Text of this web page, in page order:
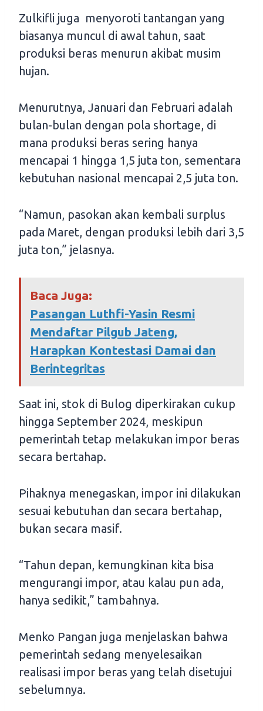
Zulkifli juga menyoroti tantangan yang
biasanya muncul di awal tahun, saat
produksi beras menurun akibat musim
hujan.
Menurutnya, Januari dan Februari adalah
bulan-bulan dengan pola shortage, di
mana produksi beras sering hanya
mencapai 1 hingga 1,5 juta ton, sementara
kebutuhan nasional mencapai 2,5 juta ton.
“Namun, pasokan akan kembali surplus
pada Maret, dengan produksi lebih dari 3,5
juta ton,” jelasnya.
Baca Juga:
Pasangan Luthfi-Yasin Resmi
Mendaftar Pilgub Jateng,
Harapkan Kontestasi Damai dan
Berintegritas
Saat ini, stok di Bulog diperkirakan cukup
hingga September 2024, meskipun
pemerintah tetap melakukan impor beras
secara bertahap.
Pihaknya menegaskan, impor ini dilakukan
sesuai kebutuhan dan secara bertahap,
bukan secara masif.
“Tahun depan, kemungkinan kita bisa
mengurangi impor, atau kalau pun ada,
hanya sedikit,” tambahnya.
Menko Pangan juga menjelaskan bahwa
pemerintah sedang menyelesaikan
realisasi impor beras yang telah disetujui
sebelumnya.